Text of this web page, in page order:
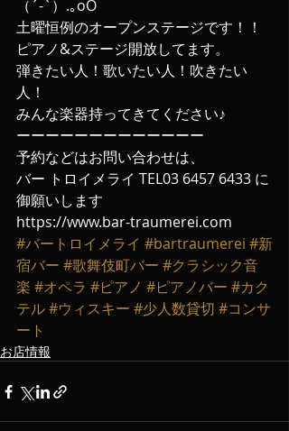
（´-`）.｡oO
土曜恒例のオープンステージです！！
ピアノ&ステージ開放してます。
弾きたい人！歌いたい人！吹きたい
人！
みんな楽器持ってきてください♪
ーーーーーーーーーーーーー
予約などはお問い合わせは、
バー トロイメライ TEL03 6457 6433 に
御願いします
https://www.bar-traumerei.com
#バートロイメライ #bartraumerei #新
宿バー #歌舞伎町バー #クラシック音
楽 #オペラ #ピアノ #ピアノバー #カク
テル#ウィスキー #少人数貸切 #コンサ
ート
お店情報